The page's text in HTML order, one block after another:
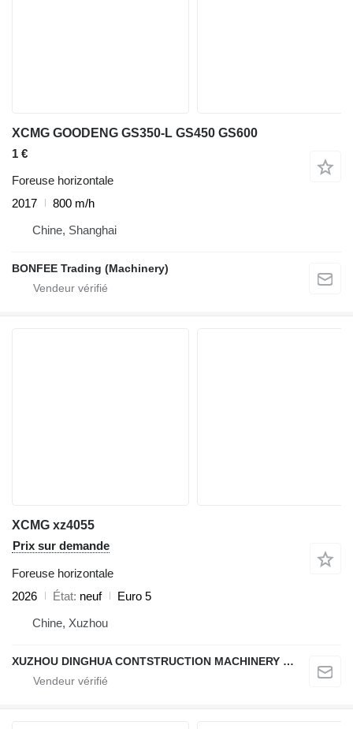
XCMG GOODENG GS350-L GS450 GS600
1 €
Foreuse horizontale
2017
800 m/h
Chine, Shanghai
BONFEE Trading (Machinery)
XCMG xz4055
Prix sur demande
Foreuse horizontale
2026
État neuf
Euro 5
Chine, Xuzhou
XUZHOU DINGHUA CONTSTRUCTION MACHINERY CO., LTD.